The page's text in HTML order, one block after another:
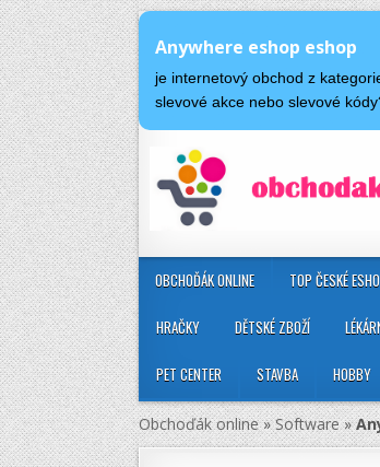
Anywhere eshop eshop
je internetový obchod z
slevové akce nebo slevové
OBCHOĎÁK ONLINE TOP ČESKÉ
HRAČKY DĚTSKÉ ZBOŽÍ
PET CENTER STAVBA HOBBY
Obchoďák online»Software»